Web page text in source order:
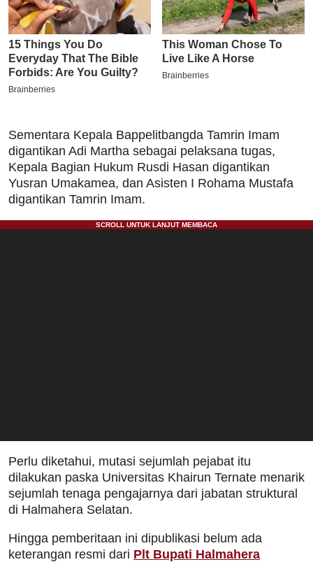
Sementara Kepala Bappelitbangda Tamrin Imam
digantikan Adi Martha sebagai pelaksana tugas,
Kepala Bagian Hukum Rusdi Hasan digantikan
Yusran Umakamea, dan Asisten I Rohama Mustafa
digantikan Tamrin Imam.
Perlu diketahui, mutasi sejumlah pejabat itu
dilakukan paska Universitas Khairun Ternate menarik
sejumlah tenaga pengajarnya dari jabatan struktural
di Halmahera Selatan.
Hingga pemberitaan ini dipublikasi belum ada
keterangan resmi dari Plt Bupati Halmahera